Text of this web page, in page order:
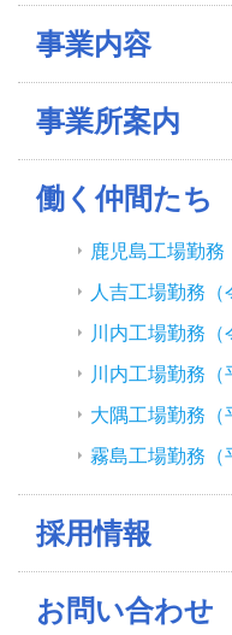
事業内容
事業所案内
働く仲間たち
鹿児島工場勤務
人吉工場勤務（
川内工場勤務（
川内工場勤務（
大隅工場勤務（
霧島工場勤務（
採用情報
お問い合わせ